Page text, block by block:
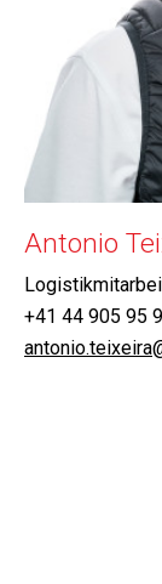
Antonio
+41 44 905 95